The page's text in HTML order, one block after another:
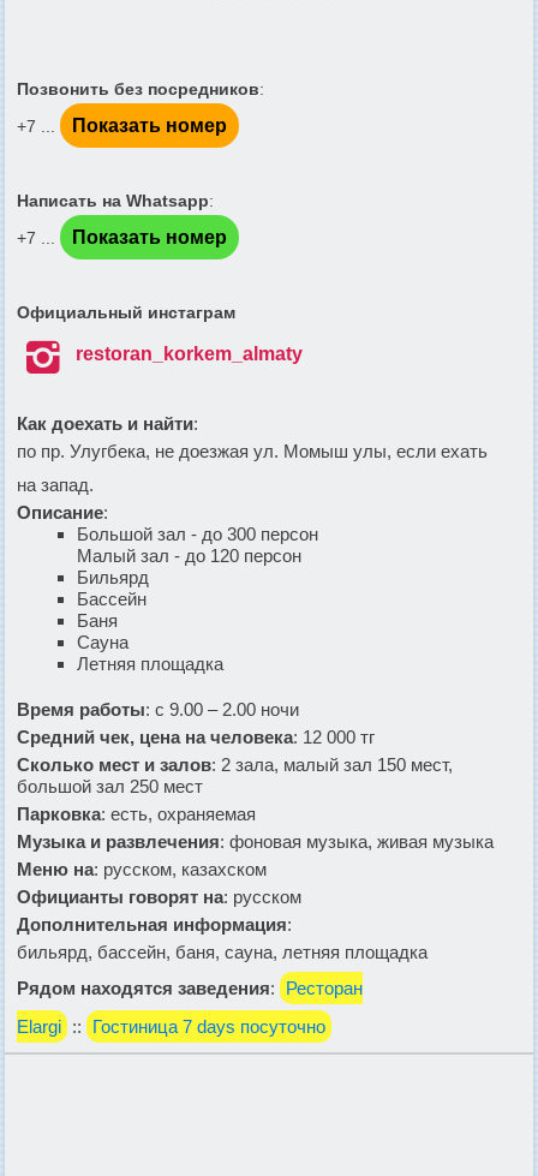
Позвонить без посредников:
+7 ...
Показать номер
Написать на Whatsapp:
+7 ...
Показать номер
Официальный инстаграм
 restoran_korkem_almaty
Как доехать и найти:
по пр. Улугбека, не доезжая ул. Момыш улы, если ехать
на запад.
Описание:
Большой зал - до 300 персон
Малый зал - до 120 персон
Бильярд
Бассейн
Баня
Сауна
Летняя площадка
Время работы: с 9.00 – 2.00 ночи
Средний чек, цена на человека: 12 000 тг
Сколько мест и залов: 2 зала, малый зал 150 мест,
большой зал 250 мест
Парковка: есть, охраняемая
Музыка и развлечения: фоновая музыка, живая музыка
Меню на: русском, казахском
Официанты говорят на: русском
Дополнительная информация:
бильярд, бассейн, баня, сауна, летняя площадка
Рядом находятся заведения:
Ресторан
Elargi :: Гостиница 7 days посуточно